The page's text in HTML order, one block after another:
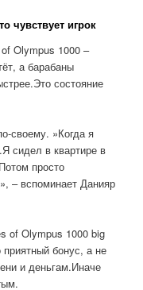
чувствует игрок
Olympus 1000 –
а барабаны
состояние
своему. »Когда я
сидел в квартире в
просто
– вспоминает Данияр
of Olympus 1000 big
бонус, а не
и деньгам.Иначе